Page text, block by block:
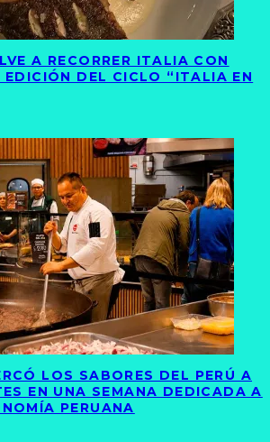
A RECORRER ITALIA CON
EDICIÓN DEL CICLO “ITALIA EN
LOS SABORES DEL PERÚ A
EN UNA SEMANA DEDICADA A
PERUANA